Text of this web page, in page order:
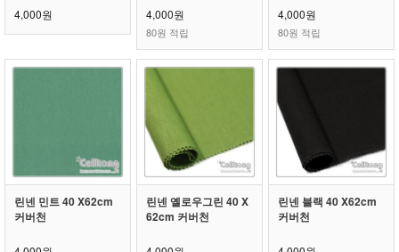
4,000원 4,000원
80원 적립
4,000원
80원 적립
린넨 민트 40 X62cm
커버천
린넨 옐로우그린 40 X
62cm 커버천
린넨 블랙 40 X62cm
커버천